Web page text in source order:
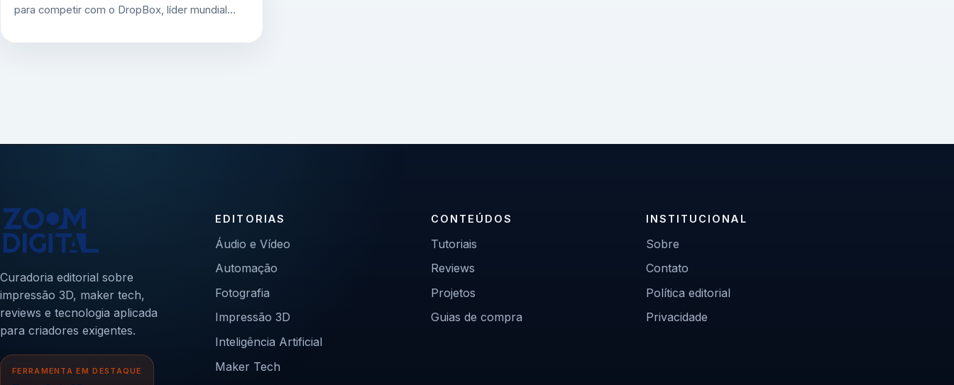
para competir com o DropBox, líder mundial…
Curadoria editorial sobre
impressão 3D, maker tech,
reviews e tecnologia aplicada
para criadores exigentes.
FERRAMENTA EM DESTAQUE
EDITORIAS
Áudio e Vídeo
Automação
Fotografia
Impressão 3D
Inteligência Artificial
Maker Tech
CONTEÚDOS
Tutoriais
Reviews
Projetos
Guias de compra
INSTITUCIONAL
Sobre
Contato
Política editorial
Privacidade